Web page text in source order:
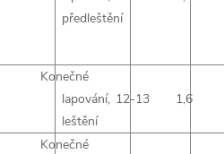
předleštění
Konečné
lapování,
leštění
12-13 1,6
Konečné